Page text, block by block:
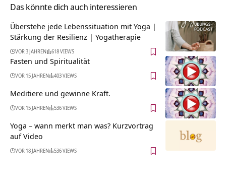
Das könnte dich auch interessieren
Überstehe jede Lebenssituation mit Yoga |
Stärkung der Resilienz | Yogatherapie
VOR 3 JAHREN 618 VIEWS
Fasten und Spiritualität
VOR 15 JAHREN 403 VIEWS
Meditiere und gewinne Kraft.
VOR 15 JAHREN 536 VIEWS
Yoga – wann merkt man was? Kurzvortrag
auf Video
VOR 18 JAHREN 536 VIEWS